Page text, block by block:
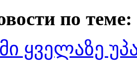
по теме:
ყველაზე